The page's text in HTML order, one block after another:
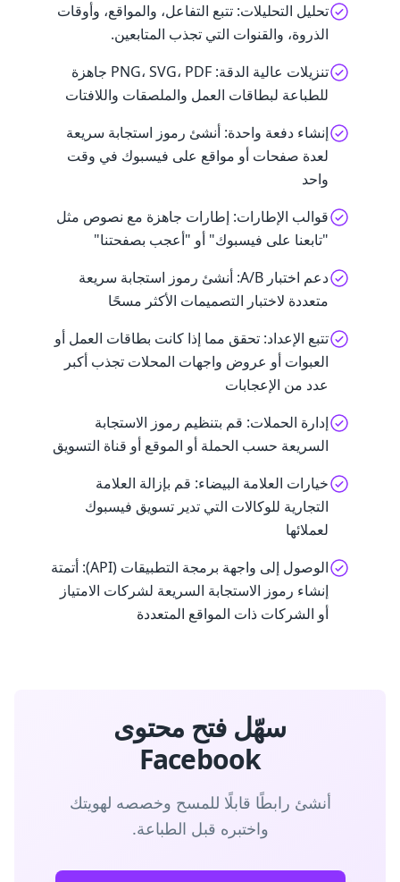
تحليل التحليلات: تتبع التفاعل، والمواقع، وأوقات
الذروة، والقنوات التي تجذب المتابعين.
تنزيلات عالية الدقة: PNG، SVG، PDF جاهزة
للطباعة لبطاقات العمل والملصقات واللافتات
إنشاء دفعة واحدة: أنشئ رموز استجابة سريعة
لعدة صفحات أو مواقع على فيسبوك في وقت
واحد
قوالب الإطارات: إطارات جاهزة مع نصوص مثل
"تابعنا على فيسبوك" أو "أعجب بصفحتنا"
دعم اختبار A/B: أنشئ رموز استجابة سريعة
متعددة لاختبار التصميمات الأكثر مسحًا
تتبع الإعداد: تحقق مما إذا كانت بطاقات العمل أو
العبوات أو عروض واجهات المحلات تجذب أكبر
عدد من الإعجابات
إدارة الحملات: قم بتنظيم رموز الاستجابة
السريعة حسب الحملة أو الموقع أو قناة التسويق
خيارات العلامة البيضاء: قم بإزالة العلامة
التجارية للوكالات التي تدير تسويق فيسبوك
لعملائها
الوصول إلى واجهة برمجة التطبيقات (API): أتمتة
إنشاء رموز الاستجابة السريعة لشركات الامتياز
أو الشركات ذات المواقع المتعددة
سهّل فتح محتوى
Facebook
أنشئ رابطًا قابلًا للمسح وخصصه لهويتك
واختبره قبل الطباعة.